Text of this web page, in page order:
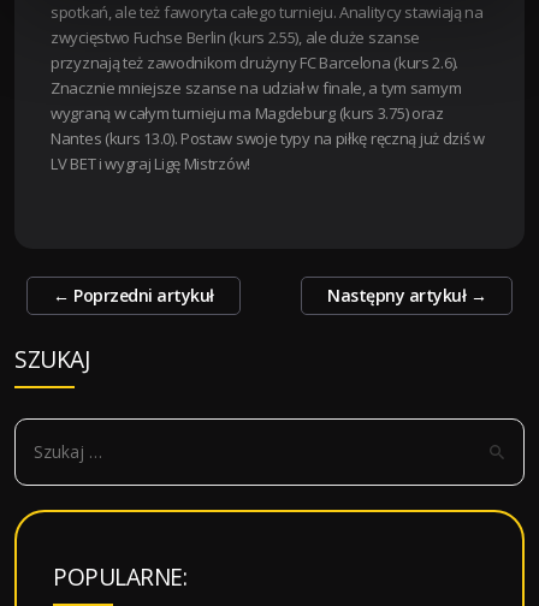
spotkań, ale też faworyta całego turnieju. Analitycy stawiają na
zwycięstwo Fuchse Berlin (kurs 2.55), ale duże szanse
przyznają też zawodnikom drużyny FC Barcelona (kurs 2.6).
Znacznie mniejsze szanse na udział w finale, a tym samym
wygraną w całym turnieju ma Magdeburg (kurs 3.75) oraz
Nantes (kurs 13.0). Postaw swoje typy na piłkę ręczną już dziś w
LV BET i wygraj Ligę Mistrzów!
Zobacz
← Poprzedni artykuł Następny artykuł →
SZUKAJ
S
k
POPULARNE: